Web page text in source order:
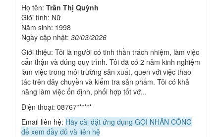
Họ tên: Trần Thị Quỳnh
Giới tính: Nữ
Năm sinh: 1998
Ngày cập nhật: 30/03/2026
Giới thiệu: Tôi là người có tinh thần trách nhiệm, làm việc
cẩn thận và đúng quy trình. Tôi đã có 2 năm kinh nghiệm
làm việc trong môi trường sản xuất, quen với việc thao
tác trên dây chuyền và kiểm tra sản phẩm. Tôi có khả
năng làm việc ổn định, phối hợp tốt vớ...
Điện thoại: 08767******
Email liên hệ: Hãy cài đặt ứng dụng GỌI NHÂN CÔNG
để xem đầy đủ và liên hệ